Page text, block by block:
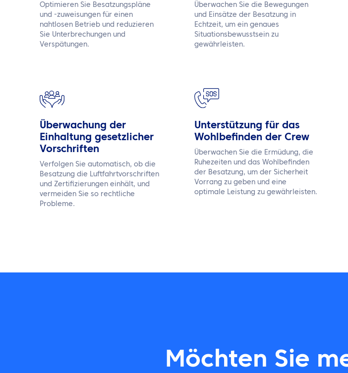
Optimieren Sie Besatzungspläne
und -zuweisungen für einen
nahtlosen Betrieb und reduzieren
Sie Unterbrechungen und
Verspätungen.
Überwachen Sie die Bewegungen
und Einsätze der Besatzung in
Echtzeit, um ein genaues
Situationsbewusstsein zu
gewährleisten.
Überwachung der
Einhaltung gesetzlicher
Vorschriften
Verfolgen Sie automatisch, ob die
Besatzung die Luftfahrtvorschriften
und Zertifizierungen einhält, und
vermeiden Sie so rechtliche
Probleme.
Unterstützung für das
Wohlbefinden der Crew
Überwachen Sie die Ermüdung, die
Ruhezeiten und das Wohlbefinden
der Besatzung, um der Sicherheit
Vorrang zu geben und eine
optimale Leistung zu gewährleisten.
Möchten Sie